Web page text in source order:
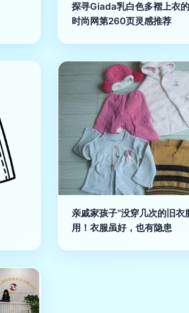
探寻Giada乳白色多褶上衣
时尚网第260页灵感推荐
亲戚家孩子“没穿几次的旧衣
用！衣服虽好，也有隐患